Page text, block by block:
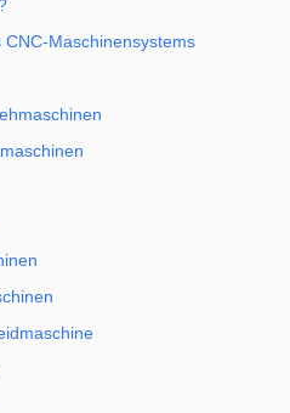
Maschinensystems